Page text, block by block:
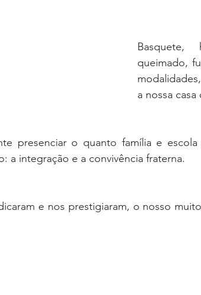
Basquete,
queimado,
a nossa
presenciar o quanto família e
a integração e a convivência fraterna.
e nos prestigiaram, o nosso